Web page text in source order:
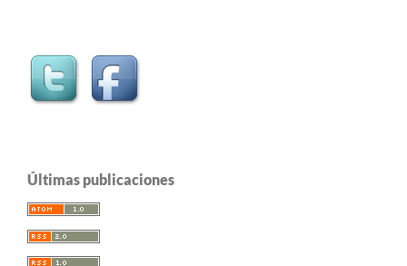
Últimas publicaciones